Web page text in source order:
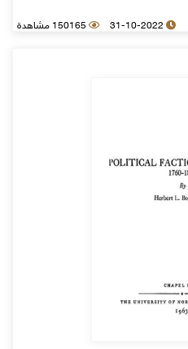
31-10-2022 150165 مشاهدة